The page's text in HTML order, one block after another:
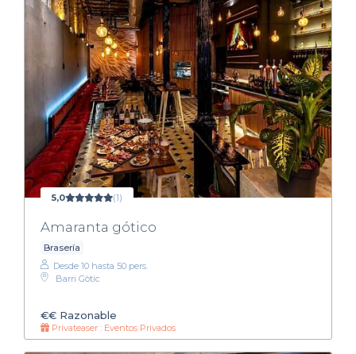
5,0 (1)
Amaranta gótico
Brasería
Desde 10 hasta 50 pers.
Barri Gòtic
€€ Razonable
Privateaser : Eventos Privados